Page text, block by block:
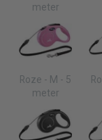
meter
Roze - M - 5
meter